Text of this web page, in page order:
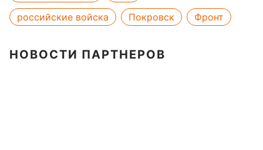
российские войска
Покровск Фронт
НОВОСТИ ПАРТНЕРОВ